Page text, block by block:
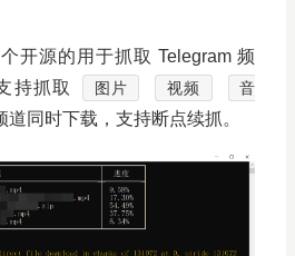
开源的用于抓取 Telegram 频
持抓取
图片 视频
音
道同时下载，支持断点续抓。